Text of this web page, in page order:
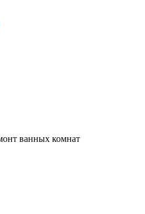
ванных комнат